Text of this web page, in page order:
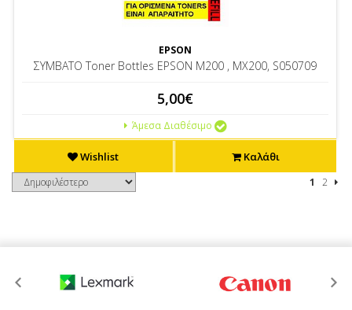
EPSON
ΣΥΜΒΑΤΟ Toner Bottles EPSON M200 , MX200, S050709
5,00€
Άμεσα Διαθέσιμο
Wishlist Καλάθι
1 2